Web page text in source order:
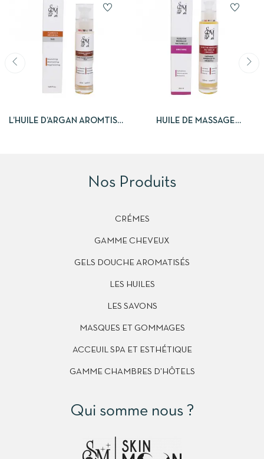
L’HUILE D’ARGAN AROMTISÉE
HUILE DE MASSAGE
Nos Produits
CRÉMES
GAMME CHEVEUX
GELS DOUCHE AROMATISÉS
LES HUILES
LES SAVONS
MASQUES ET GOMMAGES
ACCEUIL SPA ET ESTHÉTIQUE
GAMME CHAMBRES D’HÔTELS
Qui somme nous ?